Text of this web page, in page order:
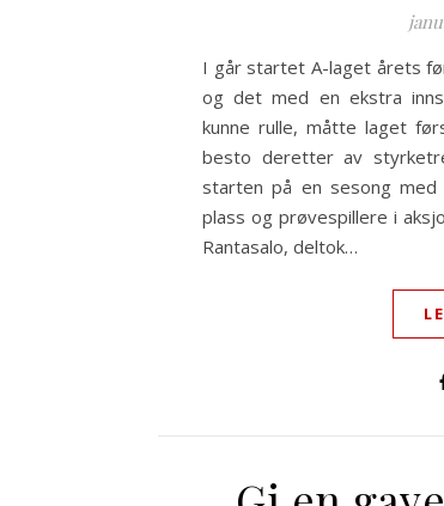
I går startet A-laget årets
og det med en ekstra
kunne rulle, måtte laget
besto deretter av
starten på en sesong med
plass og prøvespillere i
Rantasalo, deltok…